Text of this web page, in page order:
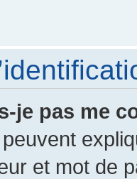
je pas me
et mot de